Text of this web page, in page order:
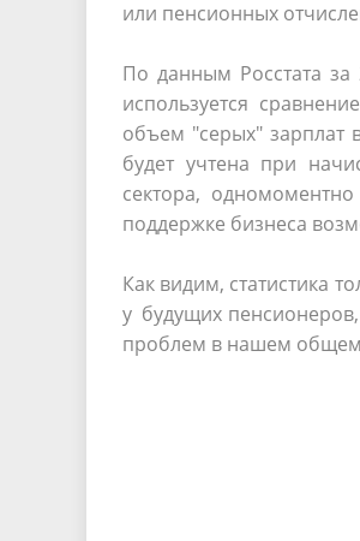
или пенсионных
По данным Росстата за
используется
объем "серых" зарплат
будет учтена при
сектора, одномоментно
поддержке бизнеса
Как видим, статистика
у будущих
проблем в нашем